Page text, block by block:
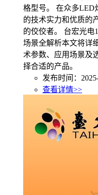
格型号。 在众多LED
的技术实力和优质的
的佼佼者。 台宏光电
场景全解析本文将详
术参数、应用场景及
择合适的产品。
发布时间：
查看详情>>